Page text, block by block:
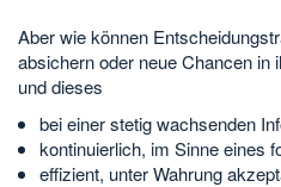
Aber wie können
absichern oder neue Chancen in
und dieses
bei einer stetig wachsenden
kontinuierlich, im Sinne eines
effizient, unter Wahrung